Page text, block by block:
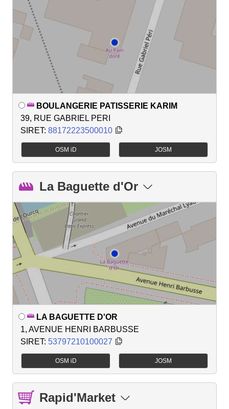
BOULANGERIE PATISSERIE KARIM
39, RUE GABRIEL PERI
SIRET: 88172223500010
OSM iD JOSM
La Baguette d'Or
LA BAGUETTE D'OR
1, AVENUE HENRI BARBUSSE
SIRET: 53797210100027
OSM iD JOSM
Rapid'Market